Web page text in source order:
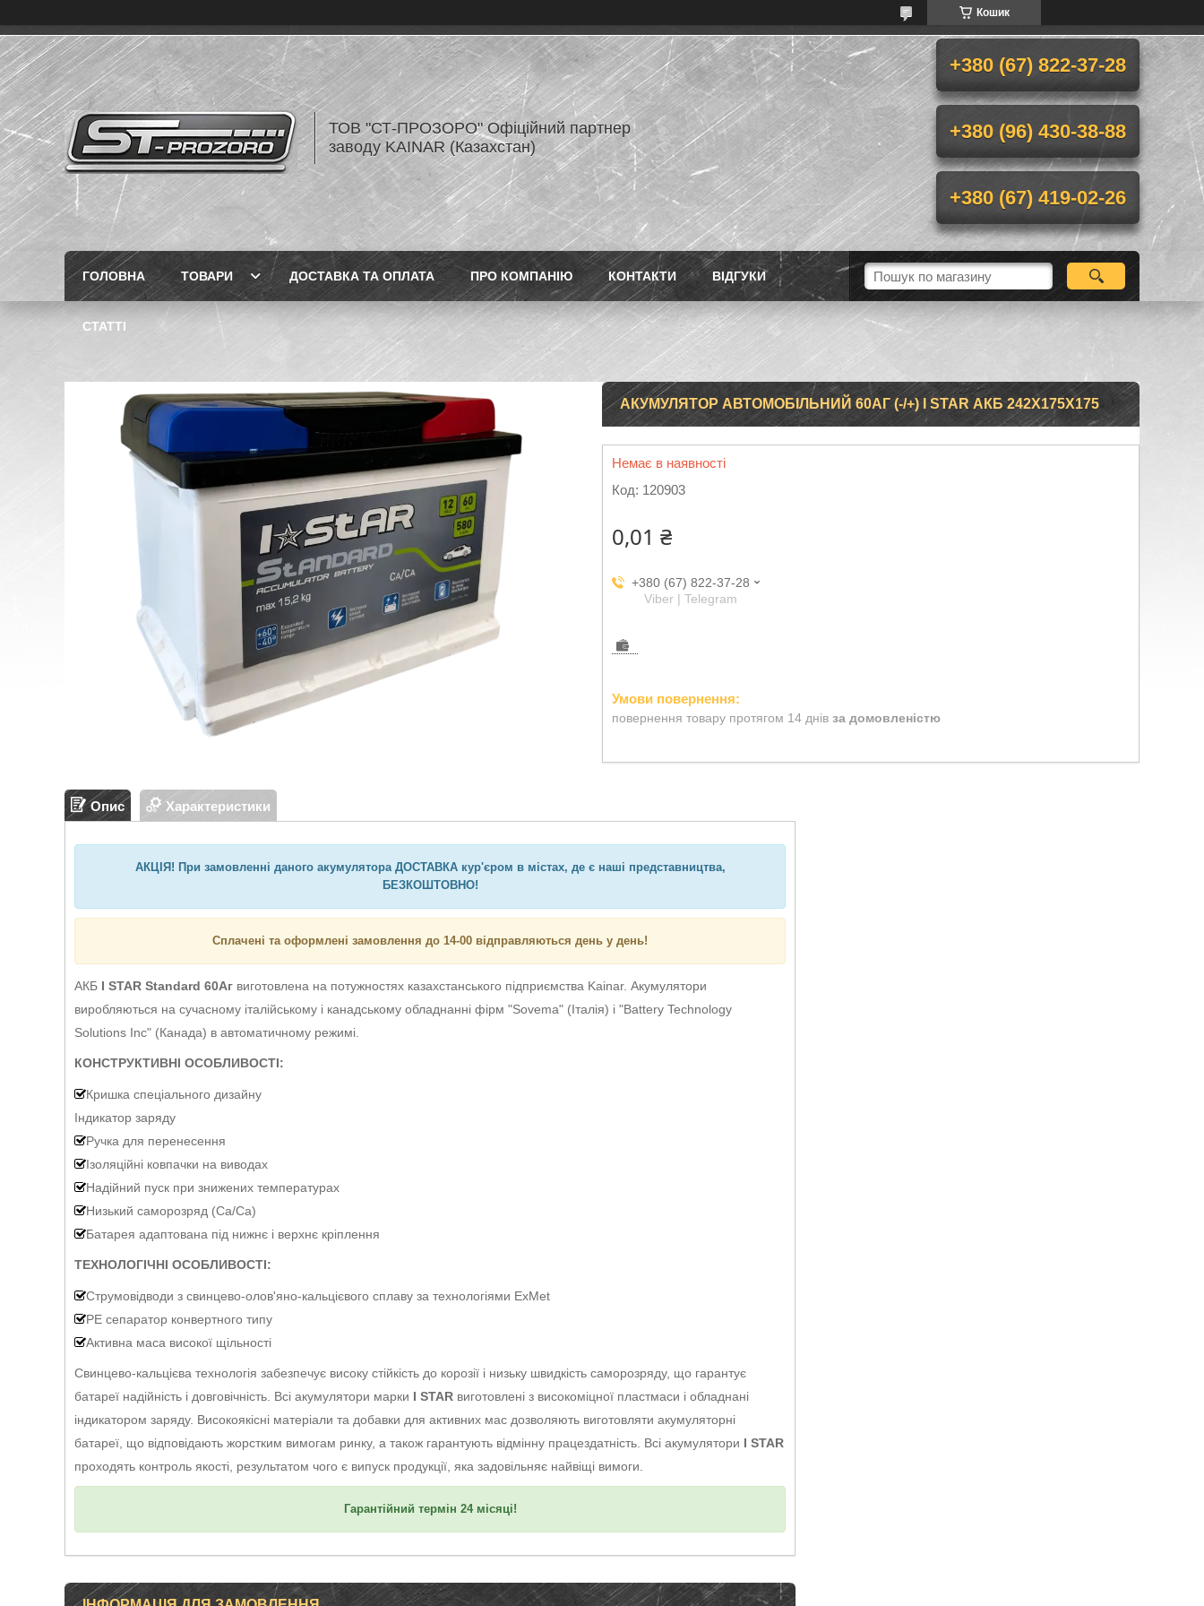
Кошик
ТОВ "СТ-ПРОЗОРО" Офіційний партнер
заводу KAINAR (Казахстан)
+380 (67) 822-37-28
+380 (96) 430-38-88
+380 (67) 419-02-26
ГОЛОВНА ТОВАРИ ДОСТАВКА ТА ОПЛАТА ПРО КОМПАНІЮ КОНТАКТИ ВІДГУКИ
СТАТТІ
АКУМУЛЯТОР АВТОМОБІЛЬНИЙ 60АГ (-/+) I STAR АКБ 242X175X175
Немає в наявності
Код: 120903
0,01 ₴
+380 (67) 822-37-28
Viber | Telegram
повернення товару протягом 14 днів за домовленістю
Опис Характеристики
АКЦІЯ! При замовленні даного акумулятора ДОСТАВКА кур'єром в містах, де є наші представництва,
БЕЗКОШТОВНО!
Сплачені та оформлені замовлення до 14-00 відправляються день у день!
АКБ I STAR Standard 60Аг виготовлена на потужностях казахстанського підприємства Kainar. Акумулятори
виробляються на сучасному італійському і канадському обладнанні фірм "Sovema" (Італія) і "Battery Technology
Solutions Inc" (Канада) в автоматичному режимі.
КОНСТРУКТИВНІ ОСОБЛИВОСТІ:
Кришка спеціального дизайну
Індикатор заряду
Ручка для перенесення
Ізоляційні ковпачки на виводах
Надійний пуск при знижених температурах
Низький саморозряд (Са/Са)
Батарея адаптована під нижнє і верхнє кріплення
ТЕХНОЛОГІЧНІ ОСОБЛИВОСТІ:
Струмовідводи з свинцево-олов'яно-кальцієвого сплаву за технологіями ExMet
PE сепаратор конвертного типу
Активна маса високої щільності
Свинцево-кальцієва технологія забезпечує високу стійкість до корозії і низьку швидкість саморозряду, що гарантує
батареї надійність і довговічність. Всі акумулятори марки I STAR виготовлені з високоміцної пластмаси і обладнані
індикатором заряду. Високоякісні матеріали та добавки для активних мас дозволяють виготовляти акумуляторні
батареї, що відповідають жорстким вимогам ринку, а також гарантують відмінну працездатність. Всі акумулятори I STAR
проходять контроль якості, результатом чого є випуск продукції, яка задовільняє найвіщі вимоги.
Гарантійний термін 24 місяці!